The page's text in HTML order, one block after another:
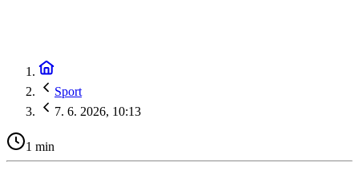
Sport
7. 6. 2026, 10:13
1 min